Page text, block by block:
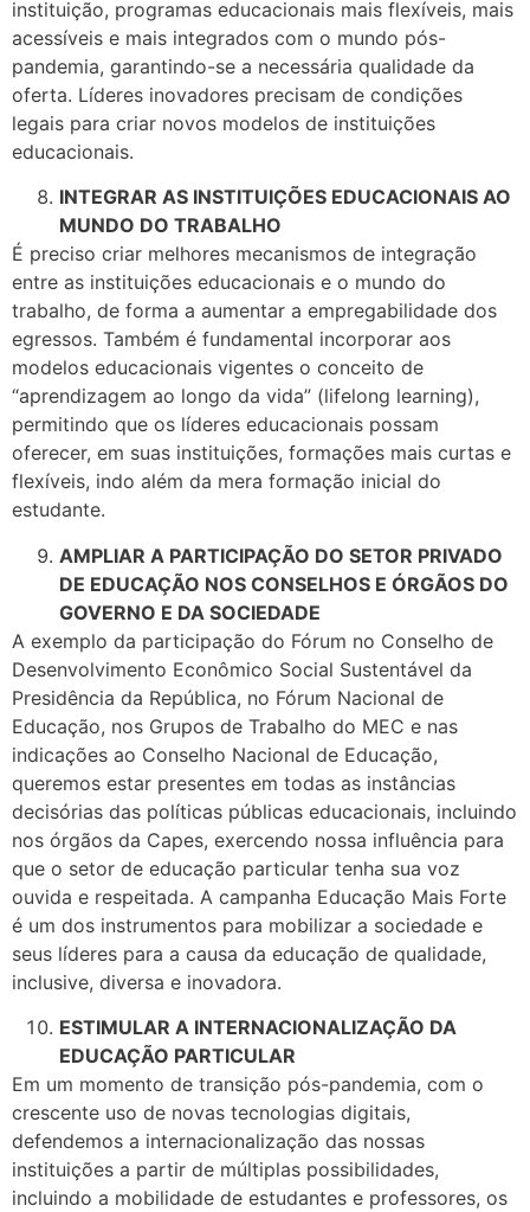
instituição, programas educacionais mais flexíveis, mais
acessíveis e mais integrados com o mundo pós-
pandemia, garantindo-se a necessária qualidade da
oferta. Líderes inovadores precisam de condições
legais para criar novos modelos de instituições
educacionais.
INTEGRAR AS INSTITUIÇÕES EDUCACIONAIS AO
MUNDO DO TRABALHO
É preciso criar melhores mecanismos de integração
entre as instituições educacionais e o mundo do
trabalho, de forma a aumentar a empregabilidade dos
egressos. Também é fundamental incorporar aos
modelos educacionais vigentes o conceito de
“aprendizagem ao longo da vida” (lifelong learning),
permitindo que os líderes educacionais possam
oferecer, em suas instituições, formações mais curtas e
flexíveis, indo além da mera formação inicial do
estudante.
AMPLIAR A PARTICIPAÇÃO DO SETOR PRIVADO
DE EDUCAÇÃO NOS CONSELHOS E ÓRGÃOS DO
GOVERNO E DA SOCIEDADE
A exemplo da participação do Fórum no Conselho de
Desenvolvimento Econômico Social Sustentável da
Presidência da República, no Fórum Nacional de
Educação, nos Grupos de Trabalho do MEC e nas
indicações ao Conselho Nacional de Educação,
queremos estar presentes em todas as instâncias
decisórias das políticas públicas educacionais, incluindo
nos órgãos da Capes, exercendo nossa influência para
que o setor de educação particular tenha sua voz
ouvida e respeitada. A campanha Educação Mais Forte
é um dos instrumentos para mobilizar a sociedade e
seus líderes para a causa da educação de qualidade,
inclusive, diversa e inovadora.
ESTIMULAR A INTERNACIONALIZAÇÃO DA
EDUCAÇÃO PARTICULAR
Em um momento de transição pós-pandemia, com o
crescente uso de novas tecnologias digitais,
defendemos a internacionalização das nossas
instituições a partir de múltiplas possibilidades,
incluindo a mobilidade de estudantes e professores, os